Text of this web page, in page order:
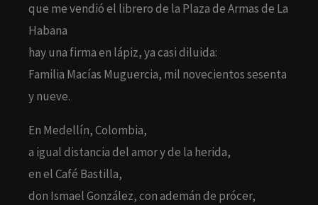
que me vendió el librero de la Plaza de Armas de La
Habana
hay una firma en lápiz, ya casi diluida:
Familia Macías Muguercia, mil novecientos sesenta
y nueve.
En Medellín, Colombia,
a igual distancia del amor y de la herida,
en el Café Bastilla,
don Ismael González, con ademán de prócer,